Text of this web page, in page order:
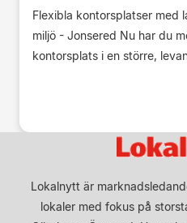
Flexibla kontorsplatser med
miljö - Jonsered Nu har du
kontorsplats i en större,
Lokalnytt är
lokaler med fokus på